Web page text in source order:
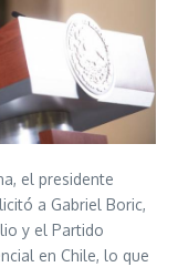
el presidente
a Gabriel Boric,
y el Partido
en Chile, lo que